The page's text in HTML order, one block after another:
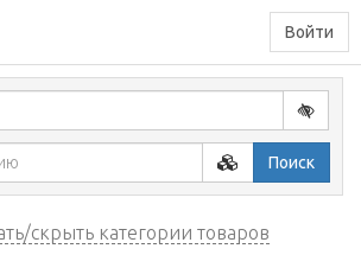
Войти
Поиск
скрыть категории товаров